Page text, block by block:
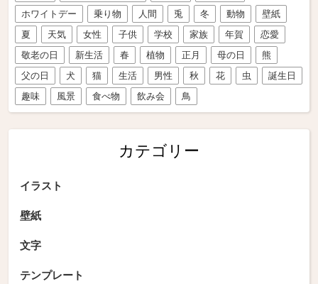
ホワイトデー
乗り物 人間 兎 冬 動物
壁紙
夏
天気 女性 子供 学校 家族 年賀
恋愛
敬老の日
新生活 春 植物 正月 母の日
熊
父の日
犬 猫 生活 男性 秋 花 虫
誕生日
趣味
風景 食べ物 飲み会 鳥
カテゴリー
イラスト
壁紙
文字
テンプレート